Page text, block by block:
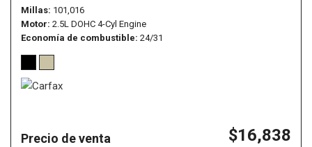
Millas 101,016
Motor 2.5L DOHC 4-Cyl Engine
Economía de combustible 24/31
Precio de venta $16,838